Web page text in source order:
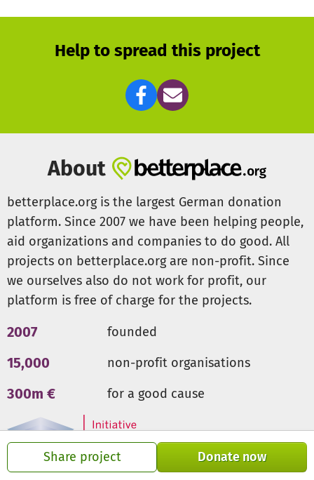
Share project Donate now
wir als Verein ca. €28.000 tragen müssen.
Um auch den
kleinsten unserer Gäste und Mitglieder einen Platz zum
toben zu bieten, bitten wir Euch um Spenden damit wir
das Projekt realisieren können.
Altlasten des "alten" Spielplatzes dazu. Das Konzept und
die Umsetzung des Vorhabens soll von einer lokalen Firma
durchgeführt werden.
Hoffentlich können wir Euch bald bei uns auf der Waldau
empfangen – mit neuem Spielplatz.
Wir bedanken uns bei allen, für jede Spende in egal
welcher Höhe.
Herzliche Grüße
Help to spread this project
About
betterplace.org is the largest German donation
platform. Since 2007 we have been helping people,
aid organizations and companies to do good. All
projects on betterplace.org are non-profit. Since
we ourselves also do not work for profit, our
platform is free of charge for the projects.
2007 founded
15,000 non-profit organisations
300m € for a good cause